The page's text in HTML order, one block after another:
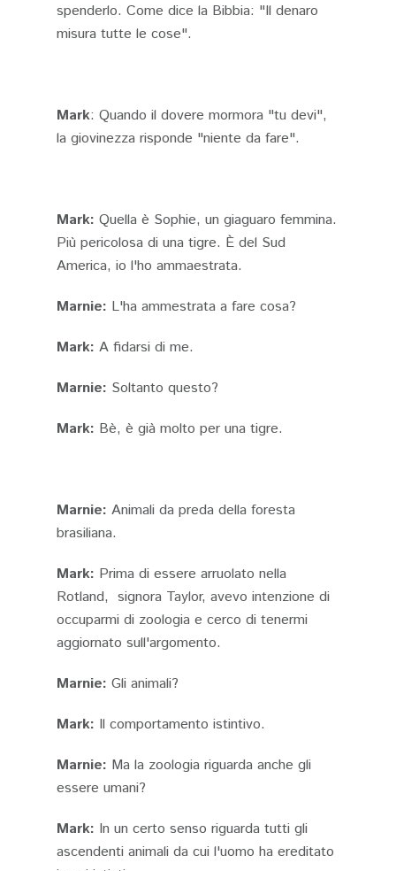
spenderlo. Come dice la Bibbia: "Il denaro
misura tutte le cose".
Mark: Quando il dovere mormora "tu devi",
la giovinezza risponde "niente da fare".
Mark: Quella è Sophie, un giaguaro femmina.
Più pericolosa di una tigre. È del Sud
America, io l'ho ammaestrata.
Marnie: L'ha ammestrata a fare cosa?
Mark: A fidarsi di me.
Marnie: Soltanto questo?
Mark: Bè, è già molto per una tigre.
Marnie: Animali da preda della foresta
brasiliana.
Mark: Prima di essere arruolato nella
Rotland, signora Taylor, avevo intenzione di
occuparmi di zoologia e cerco di tenermi
aggiornato sull'argomento.
Marnie: Gli animali?
Mark: Il comportamento istintivo.
Marnie: Ma la zoologia riguarda anche gli
essere umani?
Mark: In un certo senso riguarda tutti gli
ascendenti animali da cui l'uomo ha ereditato